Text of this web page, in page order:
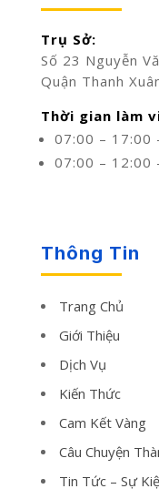
Trụ Sở:
Số 23 Nguyễn
Quận Thanh
Thời gian làm
07:00 – 17:00
07:00 – 12:00
Thông Tin
Trang Chủ
Giới Thiệu
Dịch Vụ
Kiến Thức
Cam Kết Vàng
Câu Chuyện
Tin Tức – Sự